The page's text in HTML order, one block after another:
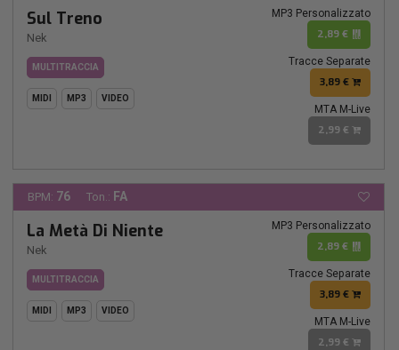
Sul Treno
Nek
MULTITRACCIA
MIDI MP3 VIDEO
MP3 Personalizzato
2,89 €
Tracce Separate
3,89 €
MTA M-Live
2,99 €
BPM: 76 Ton.: FA
La Metà Di Niente
Nek
MULTITRACCIA
MIDI MP3 VIDEO
MP3 Personalizzato
2,89 €
Tracce Separate
3,89 €
MTA M-Live
2,99 €